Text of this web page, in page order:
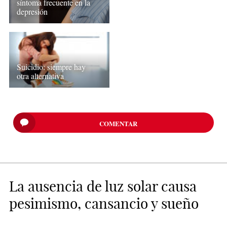
síntoma frecuente en la
depresión
Suicidio: siempre hay
otra alternativa
COMENTAR
La ausencia de luz solar causa
pesimismo, cansancio y sueño